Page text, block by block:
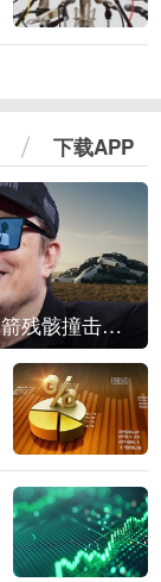
下载APP
SpaceX火箭残骸撞击月球